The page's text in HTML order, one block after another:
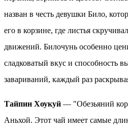
назван в честь девушки Било,
его в корзине, где листья
движений. Билочунь особенно
сладковатый вкус и способность
завариваний, каждый раз
Тайпин Хоукуй — "Обезьяний
Аньхой. Этот чай имеет самые